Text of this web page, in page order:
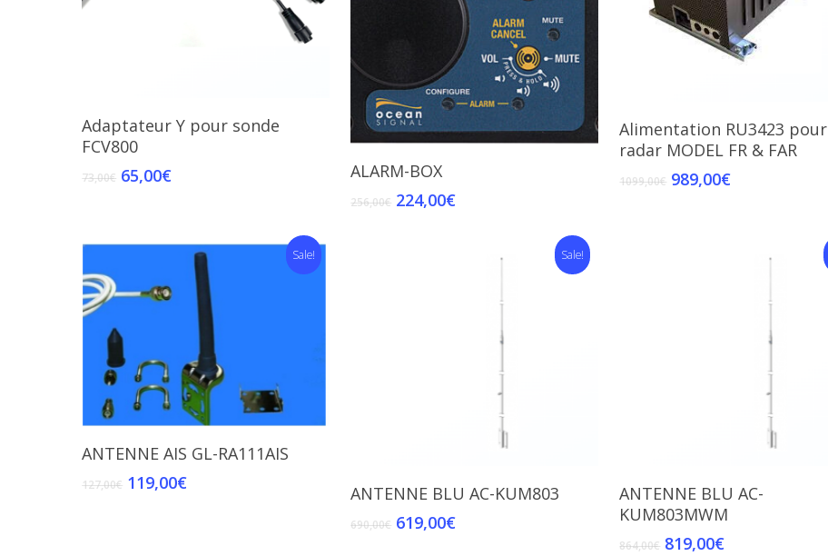
Add To Cart
Adaptateur Y pour sonde
FCV800
73,00€ 65,00€
Add To Cart
ALARM-BOX
256,00€ 224,00€
Add To Cart
Alimentation RU3423 pour
radar MODEL FR & FAR
1099,00€ 989,00€
Sale!
Add To Cart
ANTENNE AIS GL-RA111AIS
127,00€ 119,00€
Sale!
Add To Cart
ANTENNE BLU AC-KUM803
690,00€ 619,00€
Add To Cart
ANTENNE BLU AC-
KUM803MWM
864,00€ 819,00€